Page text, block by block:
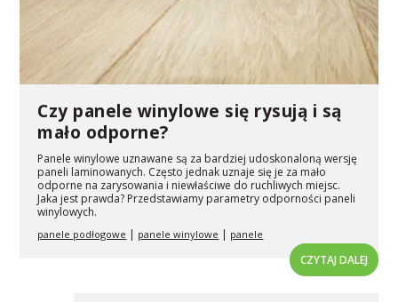
Czy panele winylowe się rysują i są
mało odporne?
Panele winylowe uznawane są za bardziej udoskonaloną wersję
paneli laminowanych. Często jednak uznaje się je za mało
odporne na zarysowania i niewłaściwe do ruchliwych miejsc.
Jaka jest prawda? Przedstawiamy parametry odporności paneli
winylowych.
panele podłogowe | panele winylowe | panele
CZYTAJ DALEJ